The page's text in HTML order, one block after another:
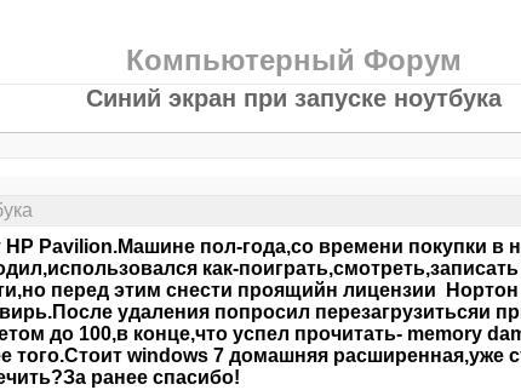
Компьютерный Форум
Синий экран при запуске ноутбука
HP Pavilion.Машине пол-года,со времени покупки в
как-
перед этим снести проящийн лицензии Нортон
удаления попросил перезагрузитьсяи
до 100,в конце,что успел прочитать- memory
того.Стоит windows 7 домашняя расширенная,уже
ранее спасибо!